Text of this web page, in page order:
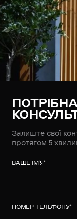
ПОТРІБНА
Залиште свої
протягом 5
ВАШЕ ІМ’Я*
НОМЕР ТЕЛЕФОНУ*